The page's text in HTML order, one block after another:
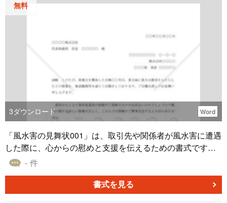
無料
3ダウンロード Word
「風水害の見舞状001」は、取引先や関係者が風水害に遭遇
した際に、心からの慰めと支援を伝えるための書式です。
自然災害に対してはどれだけ準備していても完全に防ぐこ
する際のガイドとなります。被災者に対して、あなたの企
業や組織の深い配慮と思いやりを示すための適切な言葉を
- 件
書式を見る